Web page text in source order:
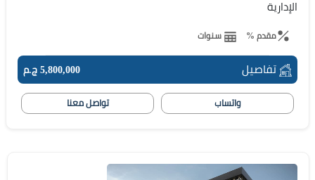
الإدارية
مقدم % سنوات
تفاصيل 5,800,000 ج.م
واتساب تواصل معنا